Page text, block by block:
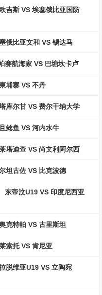
吉斯 VS 埃塞俄比亚国防
俄比亚文和 VS 锡达马
赛航海家 VS 巴塘坎卡卢
柬埔寨 VS 不丹
库尔甘 VS 费尔干纳大学
鲶鱼 VS 河内水牛
塔迪查 VS 尚文利阿尔西
坦古佐 VS 比克波德
东帝汶U19 VS 印度尼西亚
克特帕 VS 古里斯坦
索托 VS 肯尼亚
脱维亚U19 VS 立陶宛